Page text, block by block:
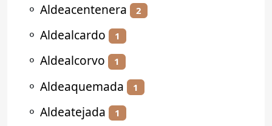
⚬ Aldeacentenera 2
⚬ Aldealcardo 1
⚬ Aldealcorvo 1
⚬ Aldeaquemada 1
⚬ Aldeatejada 1